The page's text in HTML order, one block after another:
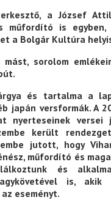
a József
műfordító is egyben,
a Bolgár Kultúra
sorolom
és tartalma a
japán versformák. A
nyerteseinek versei
került
jutott, hogy
műfordító és
és
is, akik
eseményt.